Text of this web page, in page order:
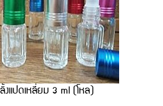
แปดเหลี่ยม 3 ml (โหล)